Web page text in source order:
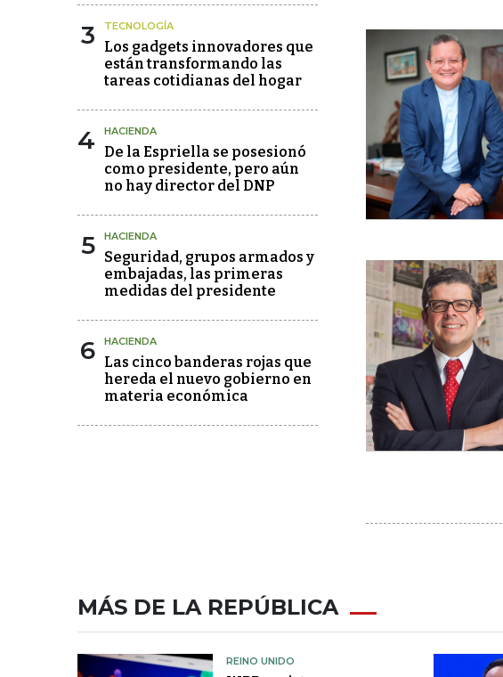
3 TECNOLOGÍA
Los gadgets innovadores que
están transformando las
tareas cotidianas del hogar
4 HACIENDA
De la Espriella se posesionó
como presidente, pero aún
no hay director del DNP
5 HACIENDA
Seguridad, grupos armados y
embajadas, las primeras
medidas del presidente
6 HACIENDA
Las cinco banderas rojas que
hereda el nuevo gobierno en
materia económica
MÁS DE LA REPÚBLICA
REINO UNIDO